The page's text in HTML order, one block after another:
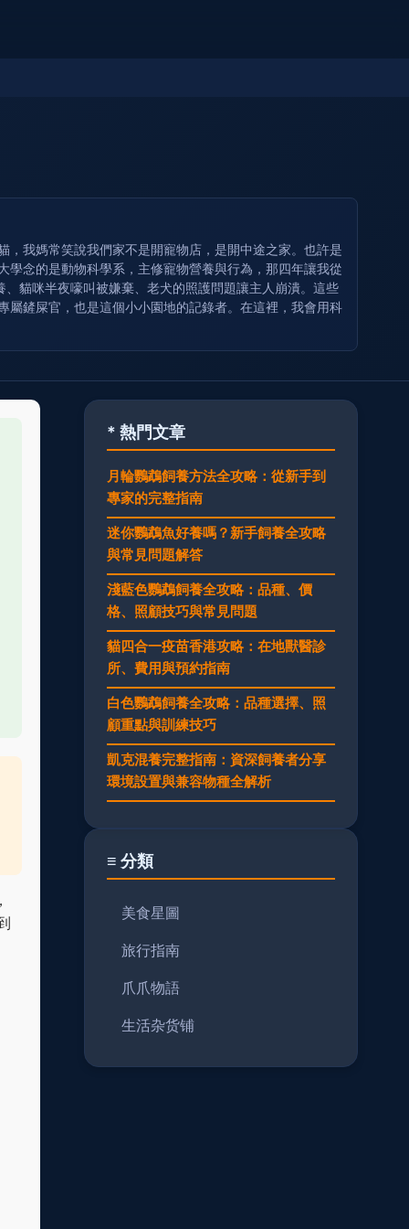
我媽常笑說我們家不是開寵物店，是開中途之家。也許是
念的是動物科學系，主修寵物營養與行為，那四年讓我從
貓咪半夜嚎叫被嫌棄、老犬的照護問題讓主人崩潰。這些
鏟屎官，也是這個小小園地的記錄者。在這裡，我會用科
* 熱門文章
月輪鸚鵡飼養方法全攻略：從新手到
專家的完整指南
迷你鸚鵡魚好養嗎？新手飼養全攻略
與常見問題解答
淺藍色鸚鵡飼養全攻略：品種、價
格、照顧技巧與常見問題
貓四合一疫苗香港攻略：在地獸醫診
所、費用與預約指南
白色鸚鵡飼養全攻略：品種選擇、照
顧重點與訓練技巧
凱克混養完整指南：資深飼養者分享
環境設置與兼容物種全解析
≡ 分類
美食星圖
旅行指南
爪爪物語
生活杂货铺